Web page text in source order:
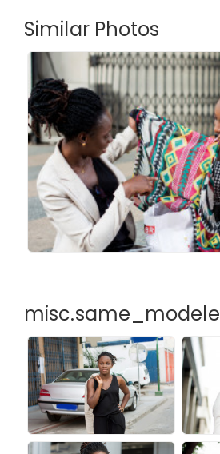
Similar Photos
misc.same_modele